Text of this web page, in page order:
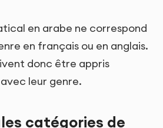
en arabe ne correspond
en français ou en anglais.
donc être appris
leur genre.
catégories de